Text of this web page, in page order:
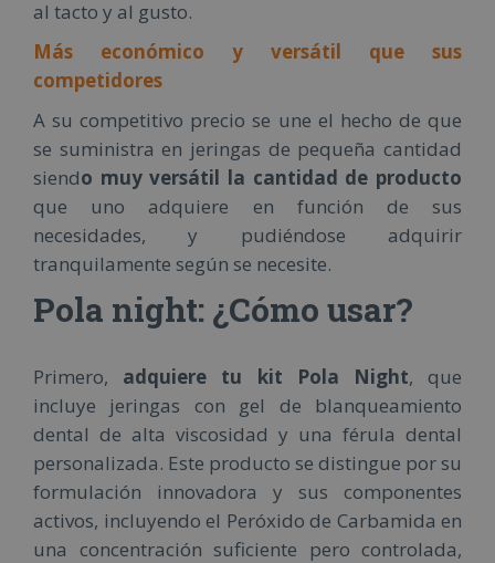
al tacto y al gusto.
Más económico y versátil que sus
competidores
A su competitivo precio se une el hecho de que
se suministra en jeringas de pequeña cantidad
siendo muy versátil la cantidad de producto
que uno adquiere en función de sus
necesidades, y pudiéndose adquirir
tranquilamente según se necesite.
Pola night: ¿Cómo usar?
Primero, adquiere tu kit Pola Night, que
incluye jeringas con gel de blanqueamiento
dental de alta viscosidad y una férula dental
personalizada. Este producto se distingue por su
formulación innovadora y sus componentes
activos, incluyendo el Peróxido de Carbamida en
una concentración suficiente pero controlada,